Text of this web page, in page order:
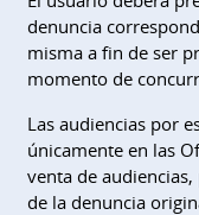
denuncia
misma a fin de ser
momento de
Las audiencias por
únicamente en las
venta de
de la denuncia